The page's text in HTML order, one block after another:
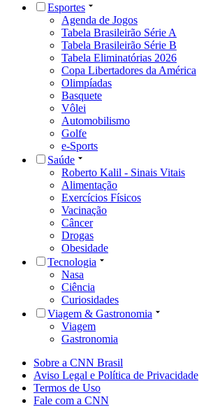
Esportes
Agenda de Jogos
Tabela Brasileirão Série A
Tabela Brasileirão Série B
Tabela Eliminatórias 2026
Copa Libertadores da América
Olimpíadas
Basquete
Vôlei
Automobilismo
Golfe
e-Sports
Saúde
Roberto Kalil - Sinais Vitais
Alimentação
Exercícios Físicos
Vacinação
Câncer
Drogas
Obesidade
Tecnologia
Nasa
Ciência
Curiosidades
Viagem & Gastronomia
Viagem
Gastronomia
Sobre a CNN Brasil
Aviso Legal e Política de Privacidade
Termos de Uso
Fale com a CNN